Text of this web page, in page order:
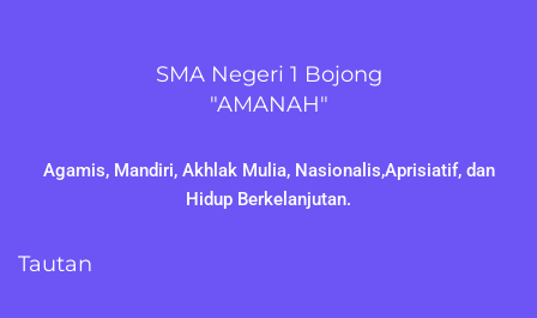
SMA Negeri 1 Bojong
"AMANAH"
Agamis, Mandiri, Akhlak Mulia, Nasionalis,Aprisiatif, dan
Hidup Berkelanjutan.
Tautan